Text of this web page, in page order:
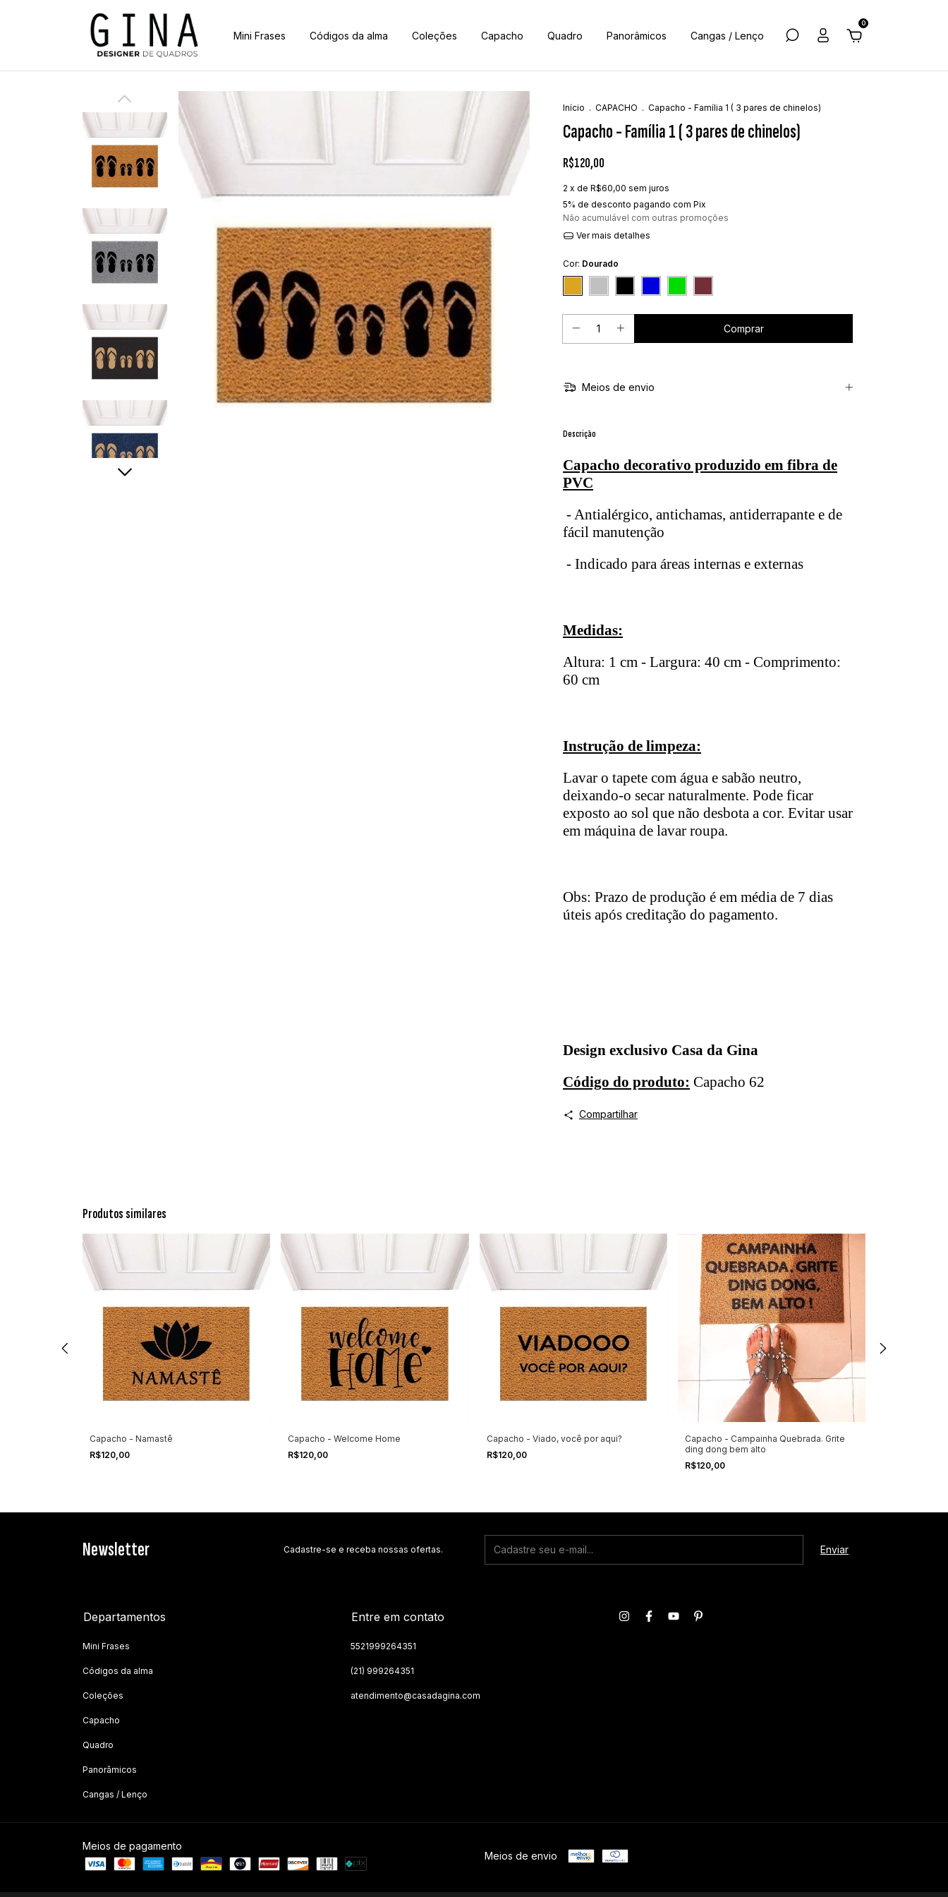
Mini Frases Códigos da alma Coleções Capacho Quadro Panorâmicos Cangas / Lenço
0
Início . CAPACHO . Capacho - Família 1 ( 3 pares de chinelos)
Capacho - Família 1 ( 3 pares de chinelos)
R$120,00
2 x de R$60,00 sem juros
5% de desconto pagando com Pix
Não acumulável com outras promoções
Ver mais detalhes
Cor: Dourado
Meios de envio
Descrição
Capacho decorativo produzido em fibra de
PVC
- Antialérgico, antichamas, antiderrapante e de
fácil manutenção
- Indicado para áreas internas e externas
Medidas:
Altura: 1 cm - Largura: 40 cm - Comprimento:
60 cm
Instrução de limpeza:
Lavar o tapete com água e sabão neutro,
deixando-o secar naturalmente. Pode ficar
exposto ao sol que não desbota a cor. Evitar usar
em máquina de lavar roupa.
Obs: Prazo de produção é em média de 7 dias
úteis após creditação do pagamento.
Design exclusivo Casa da Gina
Código do produto: Capacho 62
Compartilhar
Produtos similares
Capacho - Namastê
R$120,00
Capacho - Welcome Home
R$120,00
Capacho - Viado, você por aqui?
R$120,00
Capacho - Campainha Quebrada. Grite
ding dong bem alto
R$120,00
Newsletter Cadastre-se e receba nossas ofertas.
Departamentos
Mini Frases
Códigos da alma
Coleções
Capacho
Quadro
Panorâmicos
Cangas / Lenço
Entre em contato
5521999264351
(21) 999264351
atendimento@casadagina.com
Meios de pagamento
Meios de envio